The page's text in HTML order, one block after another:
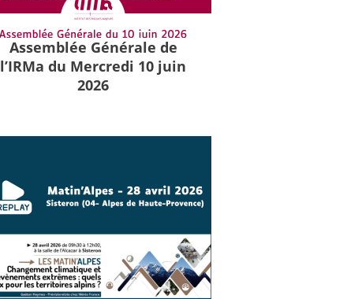
Assemblée Générale de
l’IRMa du Mercredi 10 juin
2026